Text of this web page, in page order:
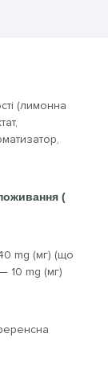
(лимонна
(
mg (мг) (що
10 mg (мг)